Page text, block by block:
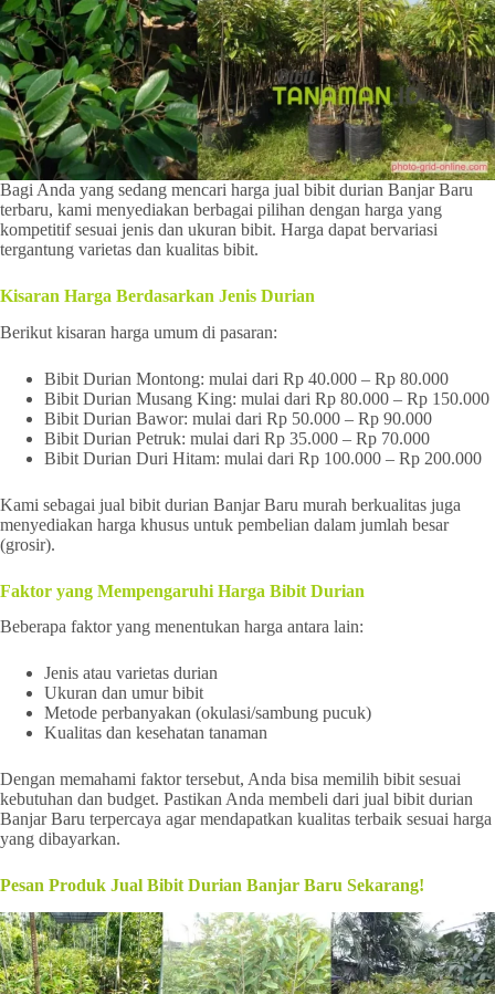
Bagi Anda yang sedang mencari harga jual bibit durian Banjar Baru
terbaru, kami menyediakan berbagai pilihan dengan harga yang
kompetitif sesuai jenis dan ukuran bibit. Harga dapat bervariasi
tergantung varietas dan kualitas bibit.
Kisaran Harga Berdasarkan Jenis Durian
Berikut kisaran harga umum di pasaran:
Bibit Durian Montong: mulai dari Rp 40.000 – Rp 80.000
Bibit Durian Musang King: mulai dari Rp 80.000 – Rp 150.000
Bibit Durian Bawor: mulai dari Rp 50.000 – Rp 90.000
Bibit Durian Petruk: mulai dari Rp 35.000 – Rp 70.000
Bibit Durian Duri Hitam: mulai dari Rp 100.000 – Rp 200.000
Kami sebagai jual bibit durian Banjar Baru murah berkualitas juga
menyediakan harga khusus untuk pembelian dalam jumlah besar
(grosir).
Faktor yang Mempengaruhi Harga Bibit Durian
Beberapa faktor yang menentukan harga antara lain:
Jenis atau varietas durian
Ukuran dan umur bibit
Metode perbanyakan (okulasi/sambung pucuk)
Kualitas dan kesehatan tanaman
Dengan memahami faktor tersebut, Anda bisa memilih bibit sesuai
kebutuhan dan budget. Pastikan Anda membeli dari jual bibit durian
Banjar Baru terpercaya agar mendapatkan kualitas terbaik sesuai harga
yang dibayarkan.
Pesan Produk Jual Bibit Durian Banjar Baru Sekarang!